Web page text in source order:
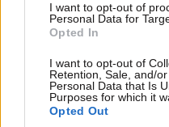
I want to opt-out of
Personal Data for
Opted In
I want to opt-out of
Retention, Sale, and/
Personal Data that Is
Purposes for which it
Opted Out